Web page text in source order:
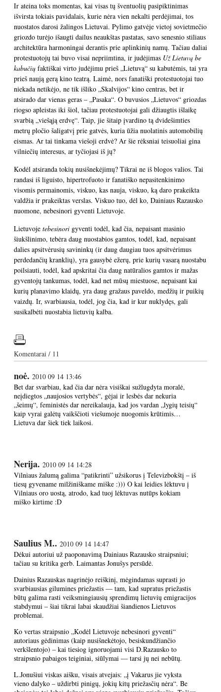
Ir ateina toks momentas, kai visas tų šventuolių pasipiktinimas
išvirsta tokiais pavidalais, kurie nėra vien nekalti perdėjimai, tos
nuostatos darosi žalingos Lietuvai. Pylimo gatvėje vietoj sovietmečio
griozdo turėjo išaugti dailus neaukštas pastatas, savo senesnio stiliaus
architektūra harmoningai derantis prie aplinkinių namų. Tačiau daliai
protestuotojų tai buvo visai nepriimtina, ir judėjimas Už Lietuvą be
kabučių faktiškai virto judėjimu prieš „Lietuvą“ su kabutėmis, tai yra
prieš naują gerą kino teatrą. Laimė, nors fanatiški protestuotojai tuo
niekada netikėjo, ne tik išliko „Skalvijos“ kino centras, bet ir
atsirado dar vienas geras – „Pasaka“. O buvusios „Lietuvos“ griozdas
riogso apleistas iki šiol, tačiau protestuotojai gali džiaugtis išlaikę
svarbią „viešąją erdvę“. Taip, jie šitaip įvardino tą dvidešimties
metrų pločio šaligatvį prie gatvės, kuria ūžia nuolatinis automobilių
eismas. Ar tai tinkama viešoji erdvė? Ar šie rėksniai teisuoliai gina
vilniečių interesus, ar tyčiojasi iš jų?
Kodėl atsiranda tokių nusišnekėjimų? Tikrai ne iš blogos valios. Tai
randasi iš liguisto, hipertrofuoto ir fanatiško nepasitenkinimo
visomis permainomis, viskuo, kas nauja, viskuo, ką daro prakeikta
valdžia ir prakeiktas verslas. Viskuo tuo, dėl ko, Dainiaus Razausko
nuomone, nebesinori gyventi Lietuvoje.
Lietuvoje tebesinori gyventi todėl, kad čia, nepaisant masinio
šiukšlinimo, tebėra daug nuostabios gamtos, todėl, kad, nepaisant
dalies apsitvėrusių savininkų (ir daug daugiau tuos apsitvėrimus
perdedančių kranklių), yra gausybė ežerų, prie kurių vasarą nuostabu
poilsiauti, todėl, kad apskritai čia daug natūralios gamtos ir mažas
gyventojų tankumas, todėl, kad net mūsų miestuose, nepaisant kai
kurių planavimo klaidų, yra daug gražaus paveldo, medžių ir puikių
vaizdų. Ir, svarbiausia, todėl, jog čia, kad ir kur nuklydęs, gali
susikalbėti nuostabia lietuvių kalba.
Komentarai / 11
noė. 2010 09 14 13:46
Bet dar svarbiau, kad čia dar nėra visiškai sužlugdyta moralė,
neįdiegtos „naujosios vertybės“, gėjai ir lesbės dar nekuria
„šeimų“, feministės dar nereikalauja, kad jos vardan „lygių teisių“
kaip vyrai galėtų vaikščioti viešumoje nuogomis krūtimis…
Lietuva dar šiek tiek laikosi.
Nerija. 2010 09 14 14:28
Vilniaus žalumą galima “patikrinti” užsikorus į Televizbokštį – iš
tiesų gyvename milžiniškame miške :))) O kai leidies lėktuvu į
Vilniaus oro uostą, atrodo, kad tuoj lėktuvas nutūps kokiam
miško kirtime :D
Saulius M.. 2010 09 14 14:47
Dėkui autoriui už paoponavimą Dainiaus Razausko straipsniui;
tačiau su kritika gerb. Laimantas Jonušys persūdė.
Dainius Razauskas nagrinėjo reiškinį, mėgindamas suprasti jo
svarbiausias gilumines priežastis — tam, kad supratus priežastis
būtų galima rasti veiksmingiausių sprendimų lietuvių emigracijos
stabdymui – šiai tikrai labai skaudžiai šiandienos Lietuvos
problemai.
Ko vertas straipsnio „Kodėl Lietuvoje nebesinori gyventi“
autoriaus gėdinimas (kaip nusišnekėtojo, besiskundžiančio
verkšlentojo) – kai tiesiog ignoruojami visi D.Razausko to
straipsnio pabaigos teiginiai, siūlymai — tarsi jų nei nebūtų.
L.Jonušiui viskas aišku, visais atvejais: „į Vakarus jie vyksta
vieno dalyko – uždirbti pinigų, jokių kitų priežasčių nėra“. Be